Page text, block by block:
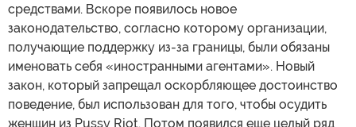
средствами. Вскоре появилось новое
законодательство, согласно которому организации,
получающие поддержку из-за границы, были обязаны
именовать себя «иностранными агентами». Новый
закон, который запрещал оскорбляющее достоинство
поведение, был использован для того, чтобы осудить
женщин из Pussy Riot. Потом появился еще целый ряд